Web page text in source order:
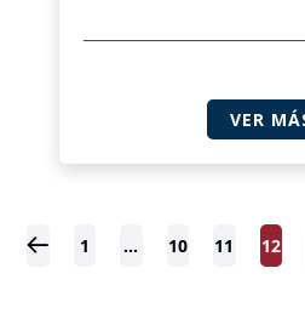
VER
1 … 10 11 12